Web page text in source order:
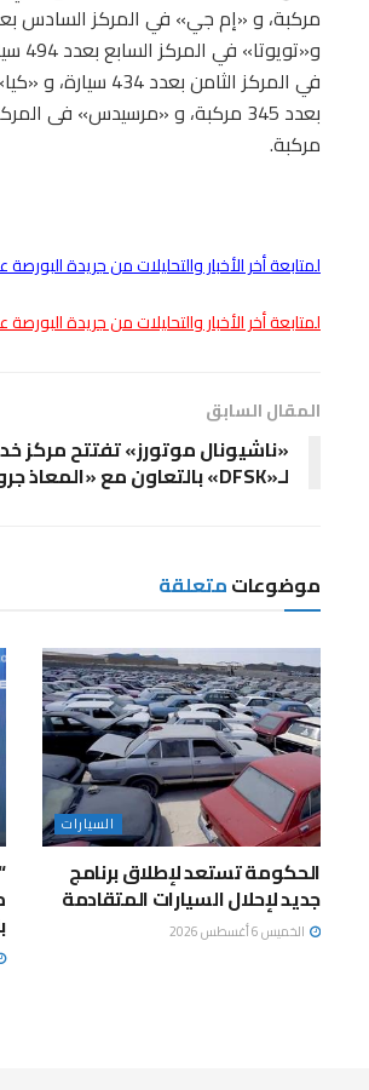
في المركز الثامن بعدد
مركبة.
لمتابعة أخر الأخبار والتحليلات من جريدة
لمتابعة أخر الأخبار والتحليلات من جريدة البورصة
المقال السابق
«ناشيونال موتورز» تفتتح مركز
لـ«DFSK» بالتعاون مع «المعاذ جروب»
موضوعاتمتعلقة
السيارات
الحكومة تستعد لإطلاق برنامج
جديد لإحلال السيارات المتقادمة
الخميس 6 أغسطس 2026